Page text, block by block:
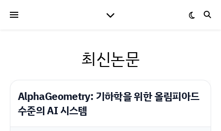
최신논문
AlphaGeometry: 기하학을 위한 올림피아드
수준의 AI 시스템